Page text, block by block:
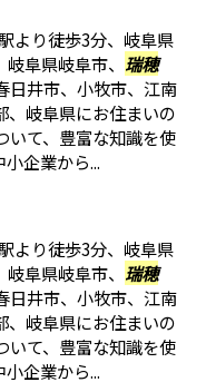
より徒歩3分、岐阜県
阜県岐阜市、 瑞穂
日井市、小牧市、江南
、岐阜県にお住まいの
いて、豊富な知識を使
企業から...
より徒歩3分、岐阜県
阜県岐阜市、 瑞穂
日井市、小牧市、江南
、岐阜県にお住まいの
いて、豊富な知識を使
企業から...